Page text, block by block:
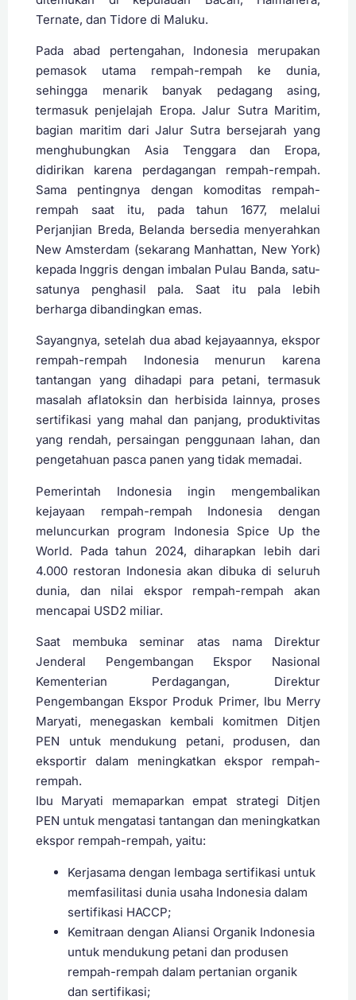
Ternate, dan Tidore di Maluku.
Pada abad pertengahan, Indonesia merupakan
pemasok utama rempah-rempah ke dunia,
sehingga menarik banyak pedagang asing,
termasuk penjelajah Eropa. Jalur Sutra Maritim,
bagian maritim dari Jalur Sutra bersejarah yang
menghubungkan Asia Tenggara dan Eropa,
didirikan karena perdagangan rempah-rempah.
Sama pentingnya dengan komoditas rempah-
rempah saat itu, pada tahun 1677, melalui
Perjanjian Breda, Belanda bersedia menyerahkan
New Amsterdam (sekarang Manhattan, New York)
kepada Inggris dengan imbalan Pulau Banda, satu-
satunya penghasil pala. Saat itu pala lebih
berharga dibandingkan emas.
Sayangnya, setelah dua abad kejayaannya, ekspor
rempah-rempah Indonesia menurun karena
tantangan yang dihadapi para petani, termasuk
masalah aflatoksin dan herbisida lainnya, proses
sertifikasi yang mahal dan panjang, produktivitas
yang rendah, persaingan penggunaan lahan, dan
pengetahuan pasca panen yang tidak memadai.
Pemerintah Indonesia ingin mengembalikan
kejayaan rempah-rempah Indonesia dengan
meluncurkan program Indonesia Spice Up the
World. Pada tahun 2024, diharapkan lebih dari
4.000 restoran Indonesia akan dibuka di seluruh
dunia, dan nilai ekspor rempah-rempah akan
mencapai USD2 miliar.
Saat membuka seminar atas nama Direktur
Jenderal Pengembangan Ekspor Nasional
Kementerian Perdagangan, Direktur
Pengembangan Ekspor Produk Primer, Ibu Merry
Maryati, menegaskan kembali komitmen Ditjen
PEN untuk mendukung petani, produsen, dan
eksportir dalam meningkatkan ekspor rempah-
rempah.
Ibu Maryati memaparkan empat strategi Ditjen
PEN untuk mengatasi tantangan dan meningkatkan
ekspor rempah-rempah, yaitu:
Kerjasama dengan lembaga sertifikasi untuk
memfasilitasi dunia usaha Indonesia dalam
sertifikasi HACCP;
Kemitraan dengan Aliansi Organik Indonesia
untuk mendukung petani dan produsen
rempah-rempah dalam pertanian organik
dan sertifikasi;